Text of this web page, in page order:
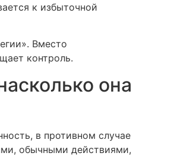
к избыточной
Вместо
контроль.
она
в противном случае
обычными действиями,